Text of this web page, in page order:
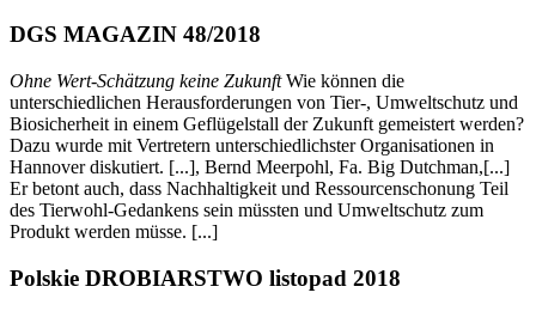
DGS MAGAZIN 48/2018
Ohne Wert-Schätzung keine ZukunftWie können die
unterschiedlichen Herausforderungen von Tier-, Umweltschutz und
Biosicherheit in einem Geflügelstall der Zukunft gemeistert werden?
Dazu wurde mit Vertretern unterschiedlichster Organisationen in
Hannover diskutiert. [...], Bernd Meerpohl, Fa. Big Dutchman,[...]
Er betont auch, dass Nachhaltigkeit und Ressourcenschonung Teil
des Tierwohl-Gedankens sein müssten und Umweltschutz zum
Produkt werden müsse. [...]
Polskie DROBIARSTWO listopad 2018